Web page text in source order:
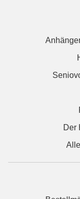
Der